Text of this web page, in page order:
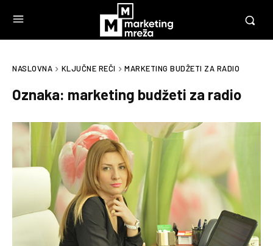
NASLOVNA KLJUČNE REČI MARKETING BUDŽETI ZA RADIO
Oznaka: marketing budžeti za radio